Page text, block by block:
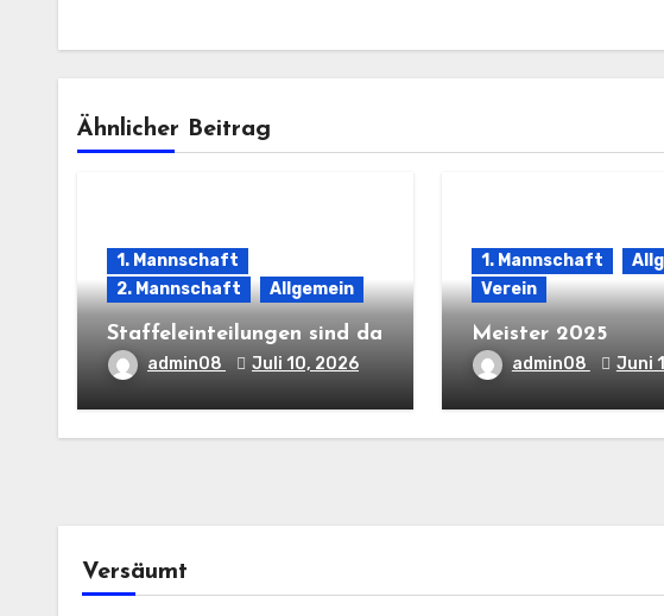
Ähnlicher Beitrag
1. Mannschaft
2. Mannschaft
Allgemein
Staffeleinteilungen sind da
admin08 Juli 10, 2026
1. Mannschaft
Verein
Meister 2025
admin08 Juni
Versäumt